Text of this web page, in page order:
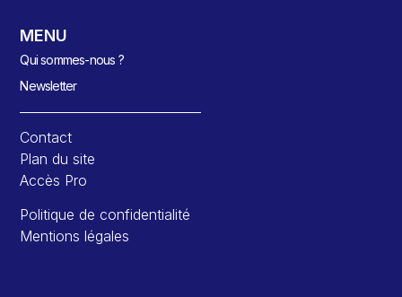
MENU
Qui sommes-nous ?
Newsletter
Contact
Plan du site
Accès Pro
Politique de confidentialité
Mentions légales